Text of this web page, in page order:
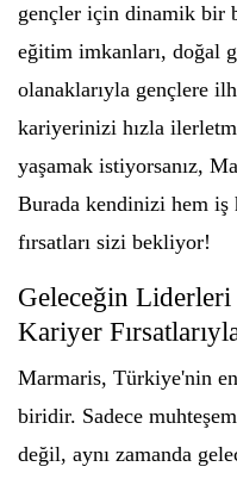
gençler için dinamik bir
eğitim imkanları, doğal
olanaklarıyla gençlere
kariyerinizi hızla
yaşamak istiyorsanız,
Burada kendinizi hem
fırsatları sizi bekliyor!
Geleceğin
Kariyer
Marmaris, Türkiye'nin
biridir. Sadece
değil, aynı zamanda